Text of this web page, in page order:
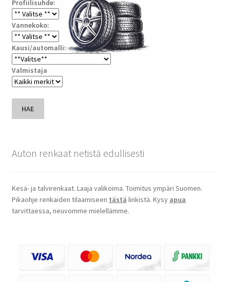
Profiilisuhde:
Vannekoko:
Kausi/automalli:
Valmistaja
HAE
Auton renkaat netistä edullisesti
Kesä- ja talvirenkaat. Laaja valikoima. Toimitus ympäri Suomen.
Pikaohje renkaiden tilaamiseen tästä linkistä. Kysy apua
tarvittaessa, neuvomme mielellämme.